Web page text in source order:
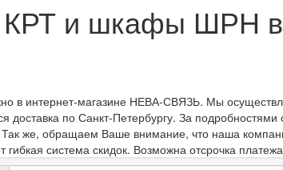
КРТ и шкафы
интернет-магазине НЕВА-СВЯЗЬ. Мы
доставка по Санкт-Петербургу. За
Так же, обращаем Ваше внимание, что наша
система скидок. Возможна отсрочка